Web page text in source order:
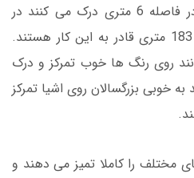
نوزادان بعد از تولد، اشیا را در فاصله 6 متری درک می کنند در
حالی که بزرگسالان در فاصله 183 متری قادر به این کار هستند.
روی رنگ ها خوب تمرکز و درک
توانند به خوبی بزرگسالان روی اشیا تمرکز
مختلف را کاملا تمیز می دهند و